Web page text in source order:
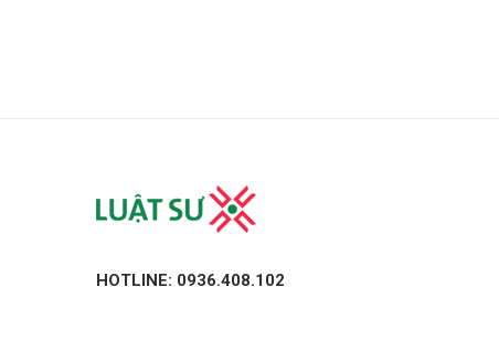
HOTLINE: 0936.408.102